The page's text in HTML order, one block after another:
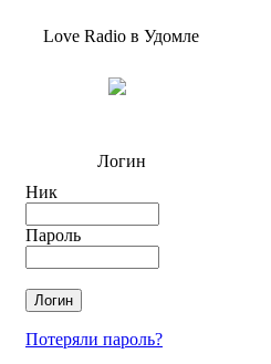
Love Radio в Удомле
Логин
Ник
Пароль
Потеряли пароль?